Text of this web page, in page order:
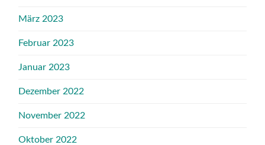
März 2023
Februar 2023
Januar 2023
Dezember 2022
November 2022
Oktober 2022